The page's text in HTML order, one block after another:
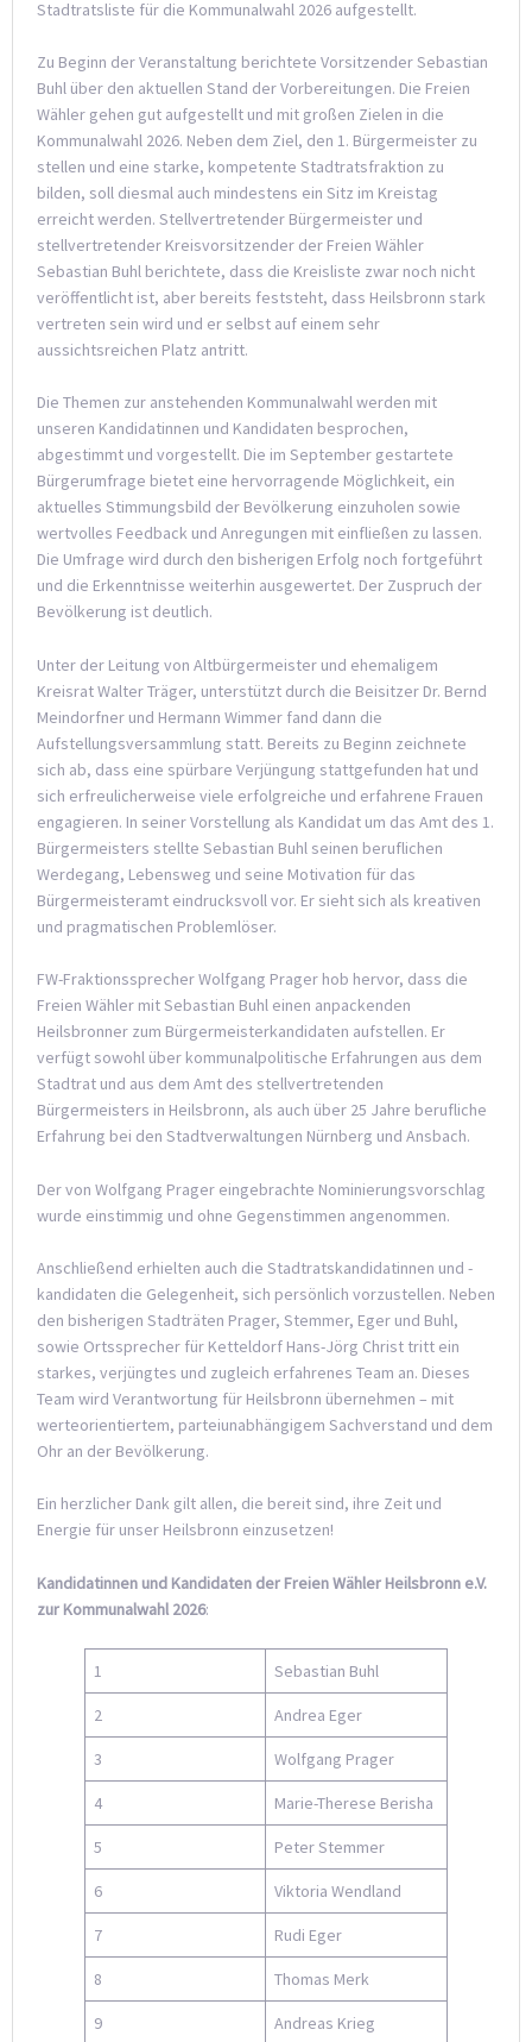
Stadtratsliste für die Kommunalwahl 2026 aufgestellt.
Zu Beginn der Veranstaltung berichtete Vorsitzender Sebastian
Buhl über den aktuellen Stand der Vorbereitungen. Die Freien
Wähler gehen gut aufgestellt und mit großen Zielen in die
Kommunalwahl 2026. Neben dem Ziel, den 1. Bürgermeister zu
stellen und eine starke, kompetente Stadtratsfraktion zu
bilden, soll diesmal auch mindestens ein Sitz im Kreistag
erreicht werden. Stellvertretender Bürgermeister und
stellvertretender Kreisvorsitzender der Freien Wähler
Sebastian Buhl berichtete, dass die Kreisliste zwar noch nicht
veröffentlicht ist, aber bereits feststeht, dass Heilsbronn stark
vertreten sein wird und er selbst auf einem sehr
aussichtsreichen Platz antritt.
Die Themen zur anstehenden Kommunalwahl werden mit
unseren Kandidatinnen und Kandidaten besprochen,
abgestimmt und vorgestellt. Die im September gestartete
Bürgerumfrage bietet eine hervorragende Möglichkeit, ein
aktuelles Stimmungsbild der Bevölkerung einzuholen sowie
wertvolles Feedback und Anregungen mit einfließen zu lassen.
Die Umfrage wird durch den bisherigen Erfolg noch fortgeführt
und die Erkenntnisse weiterhin ausgewertet. Der Zuspruch der
Bevölkerung ist deutlich.
Unter der Leitung von Altbürgermeister und ehemaligem
Kreisrat Walter Träger, unterstützt durch die Beisitzer Dr. Bernd
Meindorfner und Hermann Wimmer fand dann die
Aufstellungsversammlung statt. Bereits zu Beginn zeichnete
sich ab, dass eine spürbare Verjüngung stattgefunden hat und
sich erfreulicherweise viele erfolgreiche und erfahrene Frauen
engagieren. In seiner Vorstellung als Kandidat um das Amt des 1.
Bürgermeisters stellte Sebastian Buhl seinen beruflichen
Werdegang, Lebensweg und seine Motivation für das
Bürgermeisteramt eindrucksvoll vor. Er sieht sich als kreativen
und pragmatischen Problemlöser.
FW-Fraktionssprecher Wolfgang Prager hob hervor, dass die
Freien Wähler mit Sebastian Buhl einen anpackenden
Heilsbronner zum Bürgermeisterkandidaten aufstellen. Er
verfügt sowohl über kommunalpolitische Erfahrungen aus dem
Stadtrat und aus dem Amt des stellvertretenden
Bürgermeisters in Heilsbronn, als auch über 25 Jahre berufliche
Erfahrung bei den Stadtverwaltungen Nürnberg und Ansbach.
Der von Wolfgang Prager eingebrachte Nominierungsvorschlag
wurde einstimmig und ohne Gegenstimmen angenommen.
Anschließend erhielten auch die Stadtratskandidatinnen und -
kandidaten die Gelegenheit, sich persönlich vorzustellen. Neben
den bisherigen Stadträten Prager, Stemmer, Eger und Buhl,
sowie Ortssprecher für Ketteldorf Hans-Jörg Christ tritt ein
starkes, verjüngtes und zugleich erfahrenes Team an. Dieses
Team wird Verantwortung für Heilsbronn übernehmen – mit
werteorientiertem, parteiunabhängigem Sachverstand und dem
Ohr an der Bevölkerung.
Ein herzlicher Dank gilt allen, die bereit sind, ihre Zeit und
Energie für unser Heilsbronn einzusetzen!
Kandidatinnen und Kandidaten der Freien Wähler Heilsbronn e.V.
zur Kommunalwahl 2026:
1 Sebastian Buhl
2 Andrea Eger
3 Wolfgang Prager
4 Marie-Therese Berisha
5 Peter Stemmer
6 Viktoria Wendland
7 Rudi Eger
8 Thomas Merk
9 Andreas Krieg